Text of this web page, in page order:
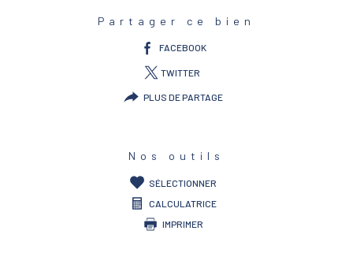
Partager ce bien
FACEBOOK
TWITTER
PLUS DE PARTAGE
Nos outils
SÉLECTIONNER
CALCULATRICE
IMPRIMER